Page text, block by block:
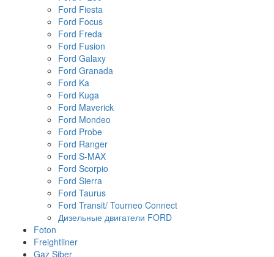
Ford Fiesta
Ford Focus
Ford Freda
Ford Fusion
Ford Galaxy
Ford Granada
Ford Ka
Ford Kuga
Ford Maverick
Ford Mondeo
Ford Probe
Ford Ranger
Ford S-MAX
Ford Scorpio
Ford Sierra
Ford Taurus
Ford Transit/ Tourneo Connect
Дизельные двигатели FORD
Foton
Freightliner
Gaz Siber